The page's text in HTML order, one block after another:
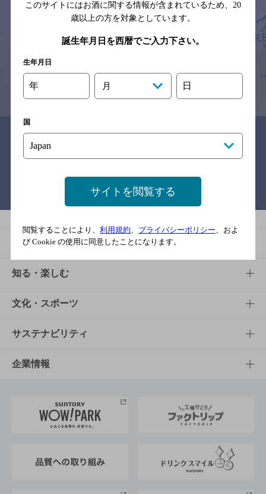
サイトマップ ご意見・ご感想 利用規約
予告なしに変更されることがありますので、
念のためお店にご確認の上ご来店くださいますようお願い申し上げま
情報提供：ぐるなび
関連リンク
バー検索サイト［BAR-NAVI］
商品
商品TOP
商品一覧
商品発売情報
栄養成分一覧
知る・楽しむ
知る・楽しむTOP
キャンペーン
工場見学
地域情報
文化・スポーツ
文化・スポーツTOP
サントリーホール
サントリーサンバーズ大阪
サステナビリティ
サステナビリティTOP
サントリーが考えるサステナビリティ経営
企業情報
企業概要
このサイトにはお酒に関する情報が含まれているため、 20
歳以上の方を対象としています。
誕生年月日を西暦でご入力下さい。
生年月日
年 月 日
国
サイトを閲覧する
閲覧することにより、 利用規約、 プライバシーポリシー、およ
び Cookie の使用に同意したことになります。